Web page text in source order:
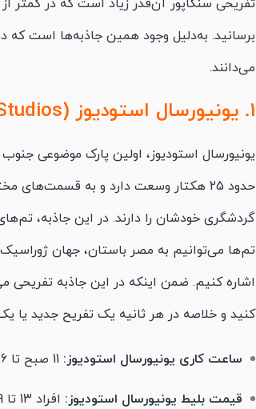
برسانید. به‌دلیل وجود همین جاذبه‌ها است که
می‌دانند.
1. یونیورسال استودیوز (Universal Studios)
یونیورسال استودیوز، اولین پارک موضوعی
حدود 25 هکتار وسعت دارد و به
گردشگری خودشان را دارند. در این جاذبه،
تم‌ها می‌توانیم به مصر باستان، جهان
اشاره کنیم. ضمن اینکه در این جاذبه تفریحی
کنید و خلاصه در هر ثانیه یک تفریح جدید یا
ساعت کاری یونیورسال استودیوز: 11 صبح تا 6 عصر
قیمت بلیط یونیورسال استودیوز: افراد 13 تا 59 سال، 87 دلار سنگاپور و افراد 4 تا 12 سال، 65 دلار سنگاپور